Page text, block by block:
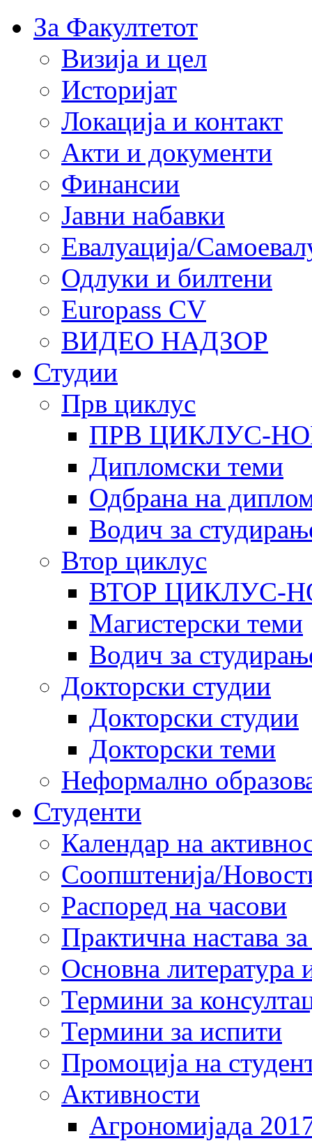
За Факултетот
Визија и цел
Историјат
Локација и контакт
Акти и документи
Финансии
Јавни набавки
Евалуација/
Одлуки и билтени
Europass CV
ВИДЕО НАДЗОР
Студии
Прв циклус
ПРВ ЦИКЛУС-
Дипломски теми
Одбрана на
Водич за
Втор циклус
ВТОР ЦИКЛУС-
Магистерски теми
Водич за
Докторски студии
Докторски студии
Докторски теми
Неформално
Студенти
Календар на
Соопштенија/
Распоред на часови
Практична настава
Основна литература
Термини за
Термини за испити
Промоција на
Активности
Агрономијада